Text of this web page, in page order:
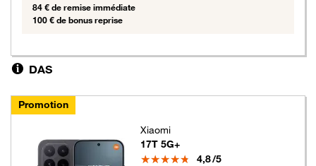
84 € de remise immédiate
100 € de bonus reprise
DAS
Promotion
Xiaomi
17T 5G+
Note
4,8/5